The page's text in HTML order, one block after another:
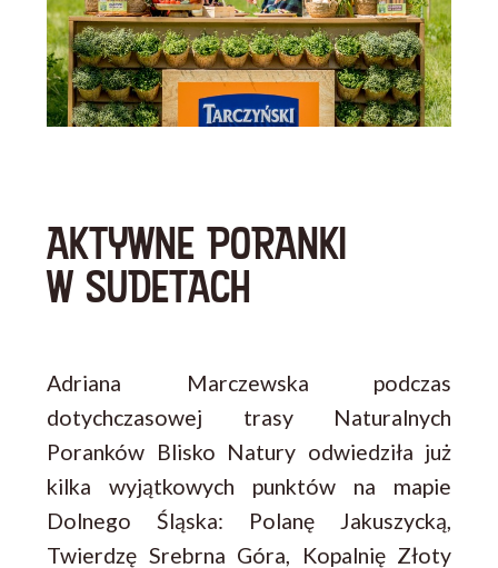
AKTYWNE PORANKI
W SUDETACH
Adriana Marczewska podczas
dotychczasowej trasy Naturalnych
Poranków Blisko Natury odwiedziła już
kilka wyjątkowych punktów na mapie
Dolnego Śląska: Polanę Jakuszycką,
Twierdzę Srebrna Góra, Kopalnię Złoty